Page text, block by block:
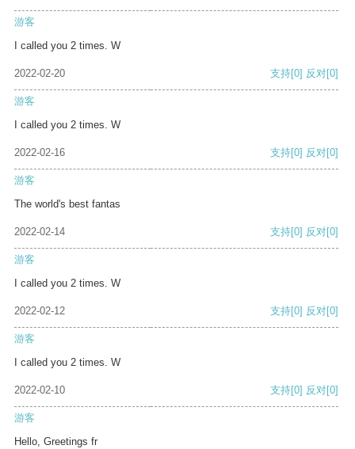
游客
I called you 2 times. W
2022-02-20 支持[0] 反对[0]
游客
I called you 2 times. W
2022-02-16 支持[0] 反对[0]
游客
The world's best fantas
2022-02-14 支持[0] 反对[0]
游客
I called you 2 times. W
2022-02-12 支持[0] 反对[0]
游客
I called you 2 times. W
2022-02-10 支持[0] 反对[0]
游客
Hello, Greetings fr